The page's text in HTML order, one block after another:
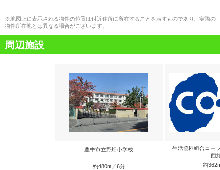
※地図上に表示される物件の位置は付近住所に所在することを表すものであり、実際の
物件所在地とは異なる場合がございます。
周辺施設
豊中市立野畑小学校
約480m／6分
生活協同組合コー
西
約